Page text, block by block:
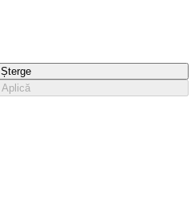
Șterge
Aplică